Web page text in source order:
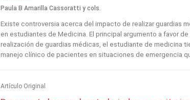
Paula B Amarilla Cassoratti y cols.
Existe controversia acerca del impacto de realizar guardias
en estudiantes de Medicina. El principal argumento a favor
realización de guardias médicas, el estudiante de medicina
manejo clínico de pacientes en situaciones de emergencia
Artículo Original